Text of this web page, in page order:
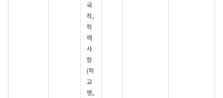
국
적,
학
력
사
항
(학
교
명,